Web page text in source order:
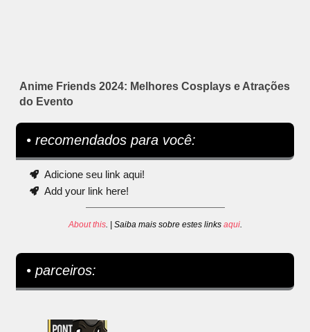
Anime Friends 2024: Melhores Cosplays e Atrações
do Evento
• recomendados para você:
Adicione seu link aqui!
Add your link here!
About this. | Saiba mais sobre estes links aqui.
• parceiros: